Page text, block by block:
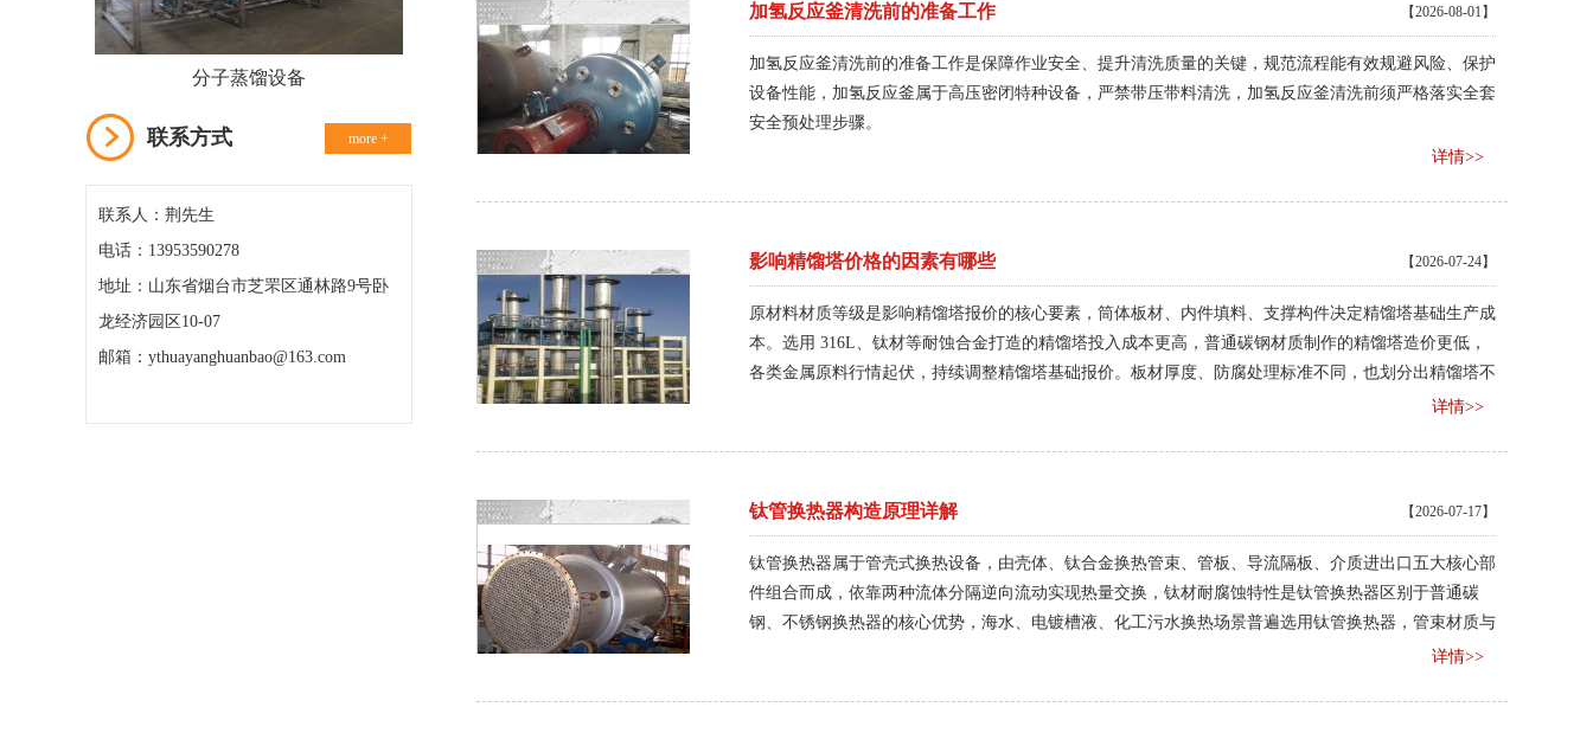
分子蒸馏设备
联系方式 more +
联系人：荆先生
电话：13953590278
地址：山东省烟台市芝罘区通林路9号卧
龙经济园区10-07
邮箱：ythuayanghuanbao@163.com
加氢反应釜清洗前的准备工作 【2026-08-01】
加氢反应釜清洗前的准备工作是保障作业安全、提升清洗质量的关键，规范流程能有效规避风险、保护
设备性能，加氢反应釜属于高压密闭特种设备，严禁带压带料清洗，加氢反应釜清洗前须严格落实全套
安全预处理步骤。
详情>>
影响精馏塔价格的因素有哪些 【2026-07-24】
原材料材质等级是影响精馏塔报价的核心要素，筒体板材、内件填料、支撑构件决定精馏塔基础生产成
本。选用 316L、钛材等耐蚀合金打造的精馏塔投入成本更高，普通碳钢材质制作的精馏塔造价更低，
各类金属原料行情起伏，持续调整精馏塔基础报价。板材厚度、防腐处理标准不同，也划分出精馏塔不
详情>>
钛管换热器构造原理详解 【2026-07-17】
钛管换热器属于管壳式换热设备，由壳体、钛合金换热管束、管板、导流隔板、介质进出口五大核心部
件组合而成，依靠两种流体分隔逆向流动实现热量交换，钛材耐腐蚀特性是钛管换热器区别于普通碳
钢、不锈钢换热器的核心优势，海水、电镀槽液、化工污水换热场景普遍选用钛管换热器，管束材质与
详情>>